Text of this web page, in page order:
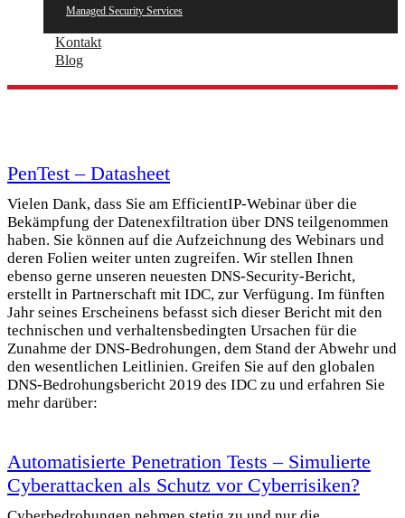
Managed Security Services
Kontakt
Blog
PenTest – Datasheet
Vielen Dank, dass Sie am EfficientIP-Webinar über die
Bekämpfung der Datenexfiltration über DNS teilgenommen
haben. Sie können auf die Aufzeichnung des Webinars und
deren Folien weiter unten zugreifen. Wir stellen Ihnen
ebenso gerne unseren neuesten DNS-Security-Bericht,
erstellt in Partnerschaft mit IDC, zur Verfügung. Im fünften
Jahr seines Erscheinens befasst sich dieser Bericht mit den
technischen und verhaltensbedingten Ursachen für die
Zunahme der DNS-Bedrohungen, dem Stand der Abwehr und
den wesentlichen Leitlinien. Greifen Sie auf den globalen
DNS-Bedrohungsbericht 2019 des IDC zu und erfahren Sie
mehr darüber:
Automatisierte Penetration Tests – Simulierte
Cyberattacken als Schutz vor Cyberrisiken?